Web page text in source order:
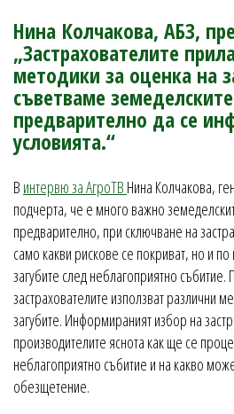
Нина Колчакова, АБЗ,
„Застрахователите
методики за оценка на
съветваме
предварително да се
условията.“
В интервю за АгроТВ Нина Колчакова,
подчерта, че е много важно
предварително, при сключване на
само какви рискове се покриват, но и
загубите след неблагоприятно събитие.
застрахователите използват различни
загубите. Информираният избор на
производителите яснота как ще се
неблагоприятно събитие и на какво
обезщетение.